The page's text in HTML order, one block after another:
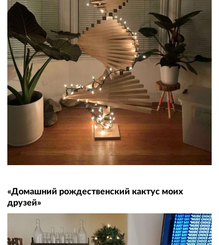
«Домашний рождественский кактус моих
друзей»